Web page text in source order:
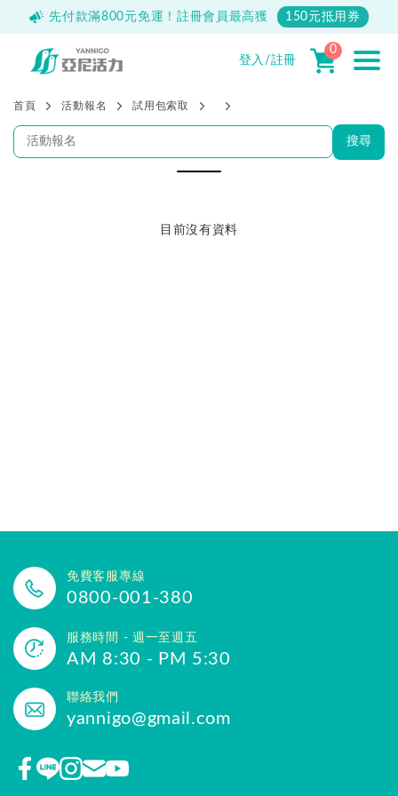
先付款滿800元免運！註冊會員最高獲 150元抵用券
登入/註冊
0
首頁 活動報名 試用包索取
搜尋
目前沒有資料
免費客服專線
0800-001-380
服務時間 - 週一至週五
AM 8:30 - PM 5:30
聯絡我們
yannigo@gmail.com